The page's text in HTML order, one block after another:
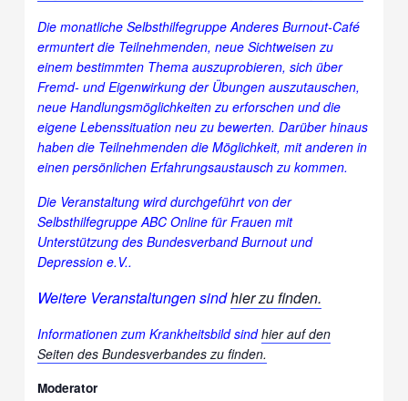
Die monatliche Selbsthilfegruppe Anderes Burnout-Café
ermuntert die Teilnehmenden, neue Sichtweisen zu
einem bestimmten Thema auszuprobieren, sich über
Fremd- und Eigenwirkung der Übungen auszutauschen,
neue Handlungsmöglichkeiten zu erforschen und die
eigene Lebenssituation neu zu bewerten. Darüber hinaus
haben die Teilnehmenden die Möglichkeit, mit anderen in
einen persönlichen Erfahrungsaustausch zu kommen.
Die Veranstaltung wird durchgeführt von der
Selbsthilfegruppe ABC Online für Frauen mit
Unterstützung des Bundesverband Burnout und
Depression e.V..
Weitere Veranstaltungen sindhier zu finden.
Informationen zum Krankheitsbild sindhier auf den
Seiten des Bundesverbandes zu finden.
Moderator